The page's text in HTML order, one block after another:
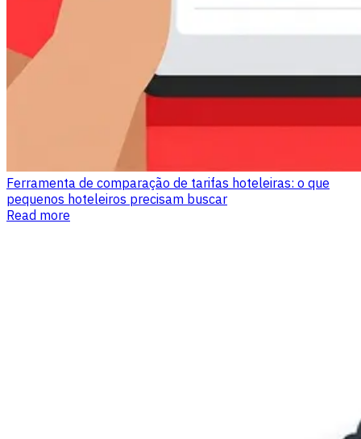
Ferramenta de comparação de tarifas hoteleiras: o que
pequenos hoteleiros precisam buscar
Read more